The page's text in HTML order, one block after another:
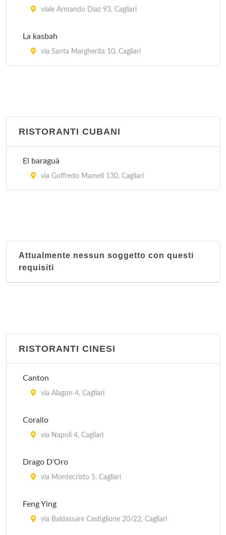
viale Armando Diaz 93, Cagliari
La kasbah
via Santa Margherita 10, Cagliari
RISTORANTI CUBANI
El baraguà
via Goffredo Mameli 130, Cagliari
Attualmente nessun soggetto con questi
requisiti
RISTORANTI CINESI
Canton
via Alagon 4, Cagliari
Corallo
via Napoli 4, Cagliari
Drago D'Oro
via Montecristo 5, Cagliari
Feng Ying
via Baldassare Castiglione 20/22, Cagliari